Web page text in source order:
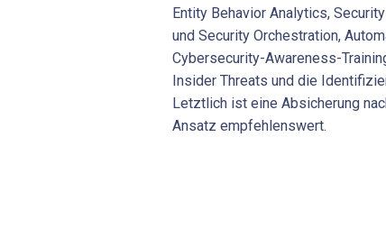
Entity Behavior Analytics,
und Security Orchestration,
Cybersecurity-Awareness-
Insider Threats und die
Letztlich ist eine Absicherung
Ansatz empfehlenswert.